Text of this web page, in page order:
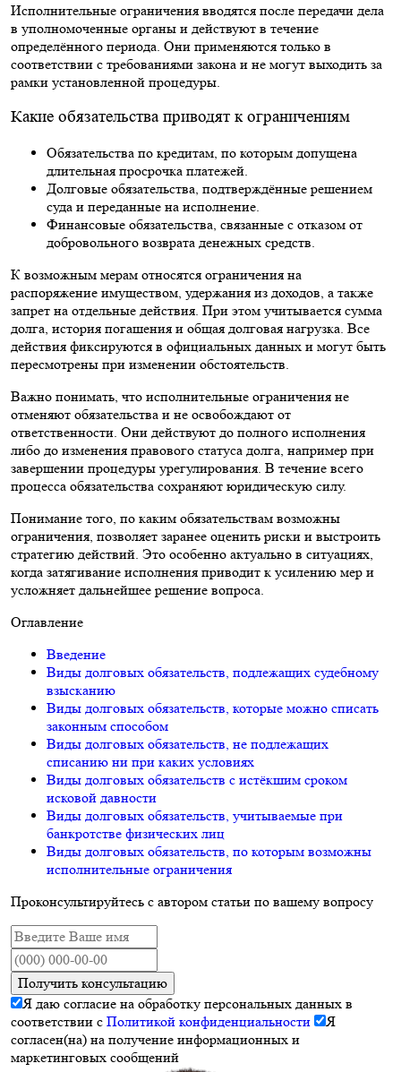
Исполнительные ограничения вводятся после передачи дела
в уполномоченные органы и действуют в течение
определённого периода. Они применяются только в
соответствии с требованиями закона и не могут выходить за
рамки установленной процедуры.
Какие обязательства приводят к ограничениям
Обязательства по кредитам, по которым допущена
длительная просрочка платежей.
Долговые обязательства, подтверждённые решением
суда и переданные на исполнение.
Финансовые обязательства, связанные с отказом от
добровольного возврата денежных средств.
К возможным мерам относятся ограничения на
распоряжение имуществом, удержания из доходов, а также
запрет на отдельные действия. При этом учитывается сумма
долга, история погашения и общая долговая нагрузка. Все
действия фиксируются в официальных данных и могут быть
пересмотрены при изменении обстоятельств.
Важно понимать, что исполнительные ограничения не
отменяют обязательства и не освобождают от
ответственности. Они действуют до полного исполнения
либо до изменения правового статуса долга, например при
завершении процедуры урегулирования. В течение всего
процесса обязательства сохраняют юридическую силу.
Понимание того, по каким обязательствам возможны
ограничения, позволяет заранее оценить риски и выстроить
стратегию действий. Это особенно актуально в ситуациях,
когда затягивание исполнения приводит к усилению мер и
усложняет дальнейшее решение вопроса.
Оглавление
Введение
Виды долговых обязательств, подлежащих судебному
взысканию
Виды долговых обязательств, которые можно списать
законным способом
Виды долговых обязательств, не подлежащих
списанию ни при каких условиях
Виды долговых обязательств с истёкшим сроком
исковой давности
Виды долговых обязательств, учитываемые при
банкротстве физических лиц
Виды долговых обязательств, по которым возможны
исполнительные ограничения
Проконсультируйтесь с автором статьи по вашему вопросу
Получить консультацию
Я даю согласие на обработку персональных данных в
соответствии с Политикой конфиденциальности
Я
согласен(на) на получение информационных и
маркетинговых сообщений